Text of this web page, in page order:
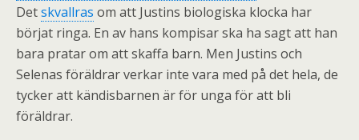
Detskvallras om att Justins biologiska klocka har
börjat ringa. En av hans kompisar ska ha sagt att han
bara pratar om att skaffa barn. Men Justins och
Selenas föräldrar verkar inte vara med på det hela, de
tycker att kändisbarnen är för unga för att bli
föräldrar.